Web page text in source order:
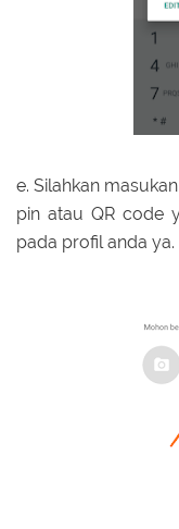
e. Silahkan
pin atau QR code
pada profil anda ya.